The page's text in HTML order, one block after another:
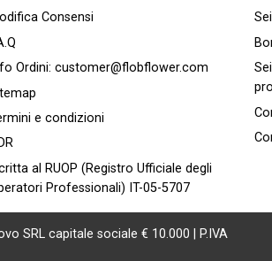
Consensi
Ordini: customer@flobflower.com
e condizioni
al RUOP (Registro Ufficiale degli
Professionali) IT-05-5707
SRL capitale sociale € 10.000 | P.IVA